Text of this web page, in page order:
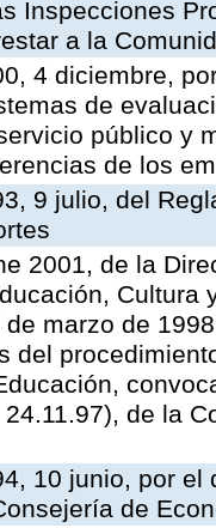
Inspecciones
a la
4 diciembre,
de
público y
de los
9 julio, del
2001, de la
Cultura
marzo de
del
de la
10 junio, por
de